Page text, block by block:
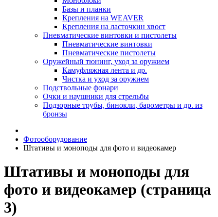
Базы и планки
Крепления на WEAVER
Крепления на ласточкин хвост
Пневматические винтовки и пистолеты
Пневматические винтовки
Пневматические пистолеты
Оружейный тюнинг, уход за оружием
Камуфляжная лента и др.
Чистка и уход за оружием
Подствольные фонари
Очки и наушники для стрельбы
Подзорные трубы, бинокли, барометры и др. из
бронзы
Фотооборудование
Штативы и моноподы для фото и видеокамер
Штативы и моноподы для
фото и видеокамер (страница
3)